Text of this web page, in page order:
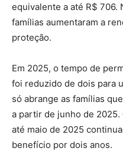
equivalente a até R$ 706.
famílias aumentaram a
proteção.
Em 2025, o tempo de
foi reduzido de dois para
só abrange as famílias
a partir de junho de
até maio de 2025
benefício por dois anos.